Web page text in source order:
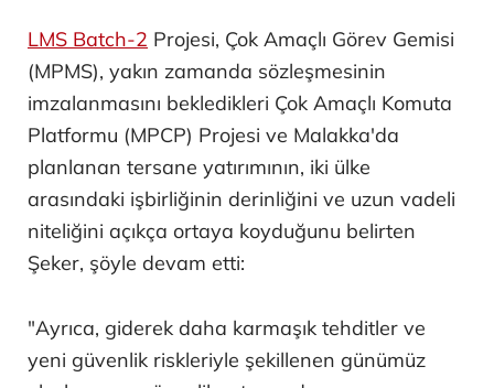
LMS Batch-2 Projesi, Çok Amaçlı Görev Gemisi
(MPMS), yakın zamanda sözleşmesinin
imzalanmasını bekledikleri Çok Amaçlı Komuta
Platformu (MPCP) Projesi ve Malakka'da
planlanan tersane yatırımının, iki ülke
arasındaki işbirliğinin derinliğini ve uzun vadeli
niteliğini açıkça ortaya koyduğunu belirten
Şeker, şöyle devam etti:
"Ayrıca, giderek daha karmaşık tehditler ve
yeni güvenlik riskleriyle şekillenen günümüz